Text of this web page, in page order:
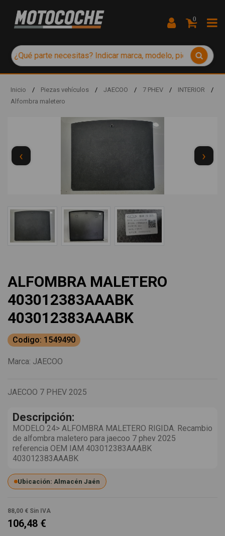
0
Inicio / Piezas vehículos / JAECOO / 7 PHEV / INTERIOR
/
Alfombra maletero
‹ ›
ALFOMBRA MALETERO
403012383AAABK
403012383AAABK
Codigo: 1549490
Marca: JAECOO
JAECOO 7 PHEV 2025
Descripción:
MODELO 24> ALFOMBRA MALETERO RIGIDA. Recambio
de alfombra maletero para jaecoo 7 phev 2025
referencia OEM IAM 403012383AAABK
403012383AAABK
Ubicación: Almacén Jaén
88,00 € Sin IVA
106,48 €